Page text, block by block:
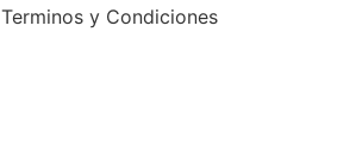
Terminos y Condiciones